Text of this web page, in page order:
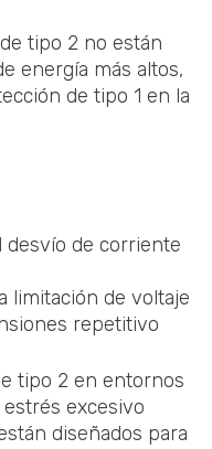
tipo 2 no están
energía más altos,
de tipo 1 en la
desvío de corriente
limitación de voltaje
repetitivo
tipo 2 en entornos
excesivo
diseñados para